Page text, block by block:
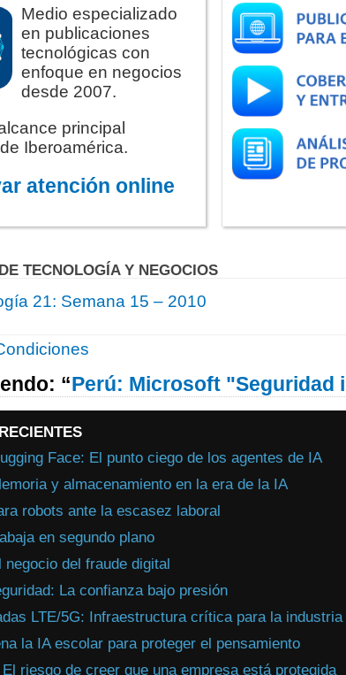
Medio especializado
en publicaciones
tecnológicas con
enfoque en negocios
desde 2007.
principal
Iberoamérica.
atención online
TECNOLOGÍA Y NEGOCIOS
21: Semana 15 – 2010
“Perú: Microsoft "Seguridad
Face: El punto ciego de los agentes de IA
y almacenamiento en la era de la IA
robots ante la escasez laboral
en segundo plano
negocio del fraude digital
La confianza bajo presión
LTE/5G: Infraestructura crítica para la industria
la IA escolar para proteger el pensamiento
riesgo de creer que una empresa está protegida